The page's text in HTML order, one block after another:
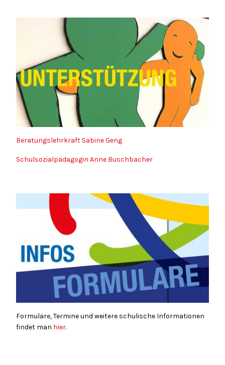
Beratungslehrkraft Sabine Geng
Schulsozialpädagogin Anne Buschbacher
Formulare, Termine und weitere schulische Informationen
findet man hier.